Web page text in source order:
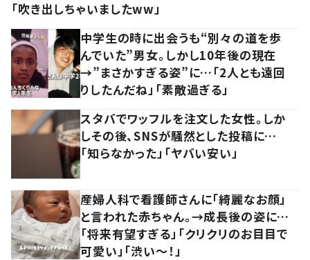
「吹き出しちゃいましたww」
中学生の時に出会うも“別々の道を歩
んでいた”男女。しかし10年後の現在
→”まさかすぎる姿”に…「2人とも遠回
りしたんだね」「素敵過ぎる」
スタバでワッフルを注文した女性。しか
しその後、SNSが騒然とした投稿に…
「知らなかった」「ヤバい安い」
産婦人科で看護師さんに「綺麗なお顔」
と言われた赤ちゃん。→成長後の姿に…
「将来有望すぎる」「クリクリのお目目で
可愛い」「渋い～！」